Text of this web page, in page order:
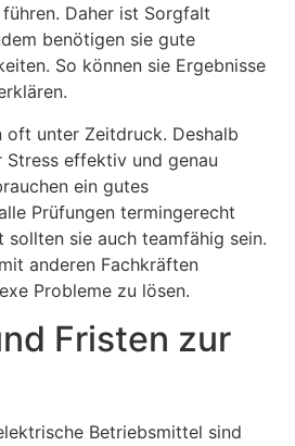
Daher ist Sorgfalt
benötigen sie gute
So können sie Ergebnisse
oft unter Zeitdruck. Deshalb
Stress effektiv und genau
ein gutes
Prüfungen termingerecht
sollten sie auch teamfähig sein.
anderen Fachkräften
Probleme zu lösen.
Fristen zur
Betriebsmittel sind